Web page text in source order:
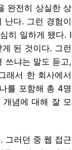
완전히 상실한 상
난다. 그런 경험이
히 일하게 됐다. I
된 것이다. 그런
쓰냐는 말도 듣고,
래서 한 회사에서
를 포함해 총 4명
개념에 대해 잘 모
그러던 중 웹 접근